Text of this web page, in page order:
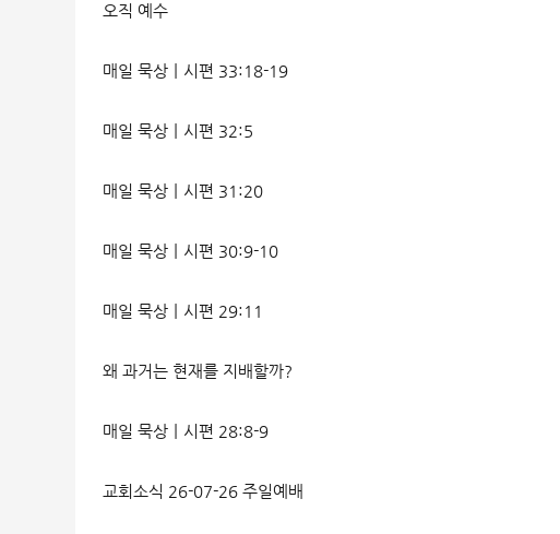
오직 예수
매일 묵상ㅣ시편 33:18-19
매일 묵상ㅣ시편 32:5
매일 묵상ㅣ시편 31:20
매일 묵상ㅣ시편 30:9-10
매일 묵상ㅣ시편 29:11
왜 과거는 현재를 지배할까?
매일 묵상ㅣ시편 28:8-9
교회소식 26-07-26 주일예배